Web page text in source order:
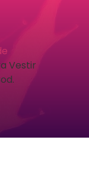
Vestir